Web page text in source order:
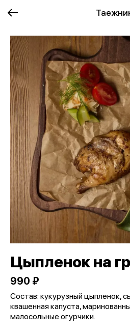
Цыпленок на
990 ₽
Состав: кукурузный цыпленок,
квашенная капуста,
малосольные огурчики.